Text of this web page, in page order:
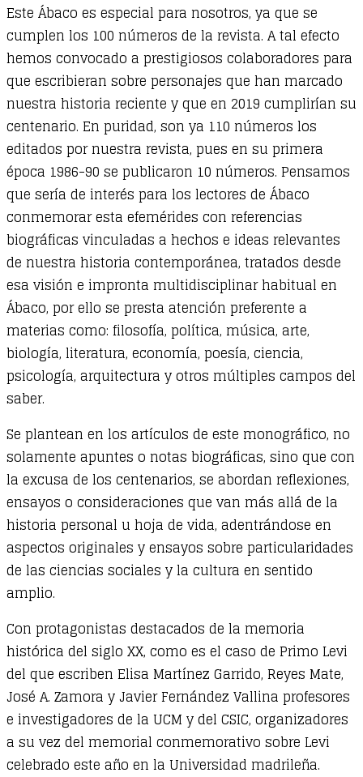
Este Ábaco es especial para nosotros, ya que se
cumplen los 100 números de la revista. A tal efecto
hemos convocado a prestigiosos colaboradores para
que escribieran sobre personajes que han marcado
nuestra historia reciente y que en 2019 cumplirían su
centenario. En puridad, son ya 110 números los
editados por nuestra revista, pues en su primera
época 1986-90 se publicaron 10 números. Pensamos
que sería de interés para los lectores de Ábaco
conmemorar esta efemérides con referencias
biográficas vinculadas a hechos e ideas relevantes
de nuestra historia contemporánea, tratados desde
esa visión e impronta multidisciplinar habitual en
Ábaco, por ello se presta atención preferente a
materias como: filosofía, política, música, arte,
biología, literatura, economía, poesía, ciencia,
psicología, arquitectura y otros múltiples campos del
saber.
Se plantean en los artículos de este monográfico, no
solamente apuntes o notas biográficas, sino que con
la excusa de los centenarios, se abordan reflexiones,
ensayos o consideraciones que van más allá de la
historia personal u hoja de vida, adentrándose en
aspectos originales y ensayos sobre particularidades
de las ciencias sociales y la cultura en sentido
amplio.
Con protagonistas destacados de la memoria
histórica del siglo XX, como es el caso de Primo Levi
del que escriben Elisa Martínez Garrido, Reyes Mate,
José A. Zamora y Javier Fernández Vallina profesores
e investigadores de la UCM y del CSIC, organizadores
a su vez del memorial conmemorativo sobre Levi
celebrado este año en la Universidad madrileña.